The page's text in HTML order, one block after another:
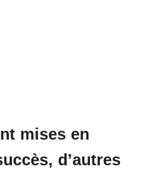
mises en
d’autres